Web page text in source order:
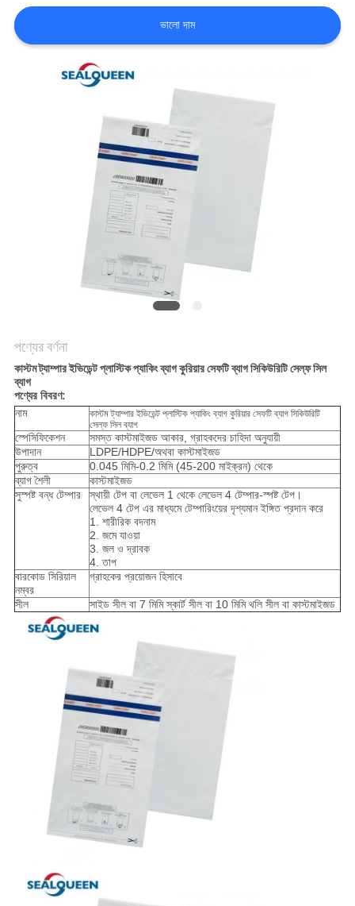
আবেদন
ভালো দাম
পণ্যের বর্ণনা
কাস্টম ট্যাম্পার ইভিডেন্ট প্লাস্টিক প্যাকিং ব্যাগ কুরিয়ার সেফটি ব্যাগ সিকিউরিটি সেল্ফ সিল
ব্যাগ
পণ্যের বিবরণ:
নাম
কাস্টম ট্যাম্পার ইভিডেন্ট প্লাস্টিক প্যাকিং ব্যাগ কুরিয়ার সেফটি ব্যাগ সিকিউরিটি
সেল্ফ সিল ব্যাগ
স্পেসিফিকেশন
সমস্ত কাস্টমাইজড আকার, গ্রাহকদের চাহিদা অনুযায়ী
উপাদান
LDPE/HDPE/অথবা কাস্টমাইজড
পুরুত্ব
0.045 মিমি-0.2 মিমি (45-200 মাইক্রন) থেকে
ব্যাগ শৈলী
কাস্টমাইজড
সুস্পষ্ট বন্ধ টেম্পার
স্থায়ী টেপ বা লেভেল 1 থেকে লেভেল 4 টেম্পার-স্পষ্ট টেপ।
লেভেল 4 টেপ এর মাধ্যমে টেম্পারিংয়ের দৃশ্যমান ইঙ্গিত প্রদান করে
1. শারীরিক বদনাম
2. জমে যাওয়া
3. জল ও দ্রাবক
4. তাপ
বারকোড সিরিয়াল
নম্বর
গ্রাহকের প্রয়োজন হিসাবে
সীল সাইড সীল বা 7 মিমি স্কার্ট সীল বা 10 মিমি থলি সীল বা কাস্টমাইজড